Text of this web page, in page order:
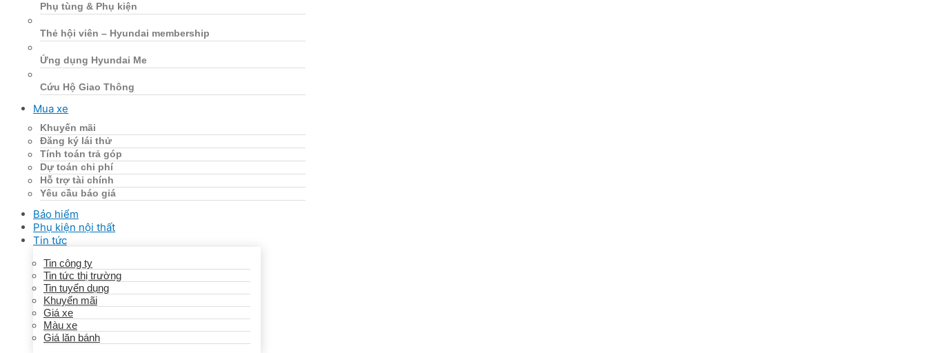
Phụ tùng & Phụ kiện
Thẻ hội viên – Hyundai membership
Ứng dụng Hyundai Me
Cứu Hộ Giao Thông
Mua xe
Khuyến mãi
Đăng ký lái thử
Tính toán trả góp
Dự toán chi phí
Hỗ trợ tài chính
Yêu cầu báo giá
Bảo hiểm
Phụ kiện nội thất
Tin tức
Tin công ty
Tin tức thị trường
Tin tuyển dụng
Khuyến mãi
Giá xe
Màu xe
Giá lăn bánh